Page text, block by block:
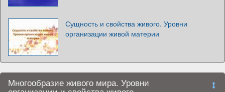
Сущность и свойства живого. Уровни
организации живой материи
Многообразие живого мира. Уровни